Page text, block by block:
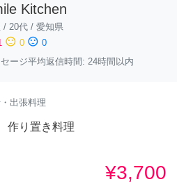
Kitchen
/ 20代 / 愛知県
sentiment_neutral 0 sentiment_dissatisfied 0
セージ平均返信時間: 24時間以内
出張料理
作り置き料理
¥3,700